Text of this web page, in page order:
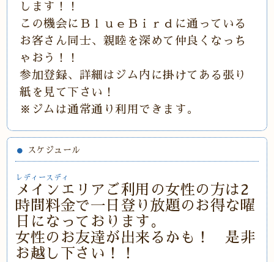
します！！
この機会にＢｌｕｅＢｉｒｄに通っている
お客さん同士、親睦を深めて仲良くなっち
ゃおう！！
参加登録、詳細はジム内に掛けてある張り
紙を見て下さい！
※ジムは通常通り利用できます。
スケジュール
レディースディ
メインエリアご利用の女性の方は2
時間料金で一日登り放題のお得な曜
日になっております。
女性のお友達が出来るかも！ 是非
お越し下さい！！